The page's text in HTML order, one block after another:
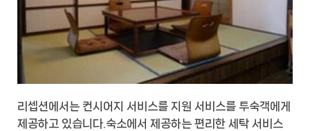
리셉션에서는 컨시어지 서비스를 지원 서비스를 투숙객에게
제공하고 있습니다.숙소에서 제공하는 편리한 세탁 서비스